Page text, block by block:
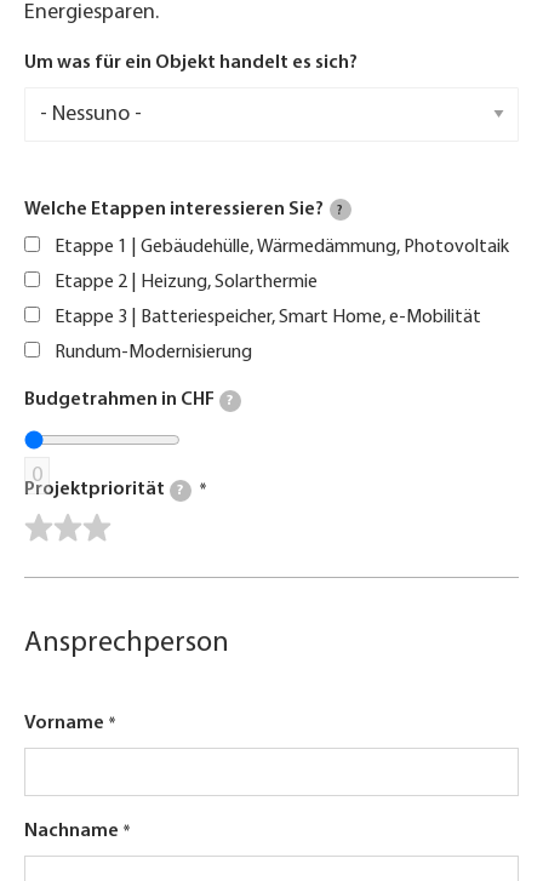
Energiesparen.
Um was für ein Objekt handelt es sich?
Welche Etappen interessieren Sie? ?
Etappe 1 | Gebäudehülle, Wärmedämmung, Photovoltaik
Etappe 2 | Heizung, Solarthermie
Etappe 3 | Batteriespeicher, Smart Home, e-Mobilität
Rundum-Modernisierung
Budgetrahmen in CHF ?
0
Projektpriorität ?
Ansprechperson
Vorname
Nachname